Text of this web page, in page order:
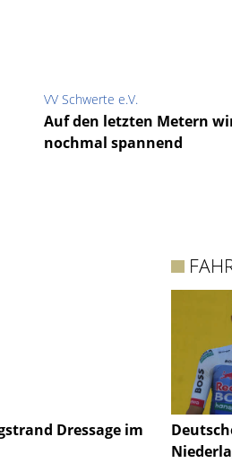
VV Schwerte e.V.
Auf den letzten Metern
nochmal spannend
Dressage im